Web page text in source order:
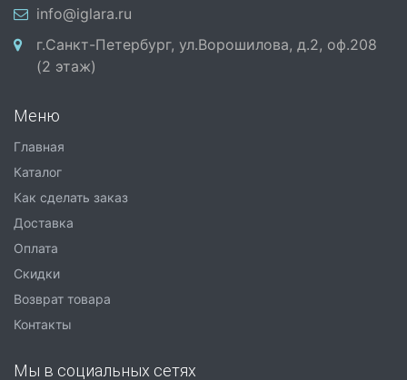
info@iglara.ru
г.Санкт-Петербург, ул.Ворошилова, д.2, оф.208
(2 этаж)
Меню
Главная
Каталог
Как сделать заказ
Доставка
Оплата
Скидки
Возврат товара
Контакты
Мы в социальных сетях